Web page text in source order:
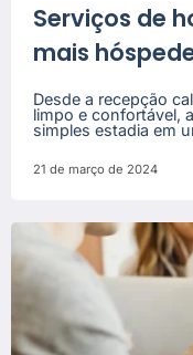
Serviços de
mais
Desde a recepção
limpo e confortável,
simples estadia em
21 de março de 2024